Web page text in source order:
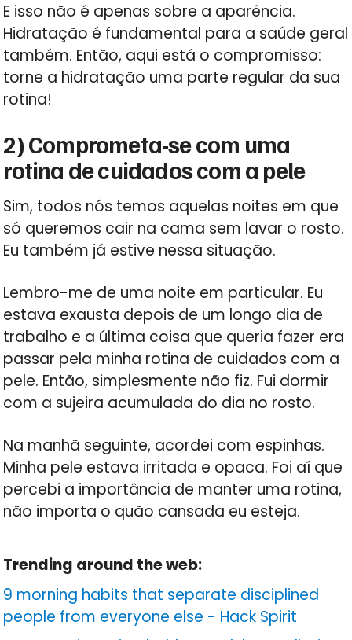
E isso não é apenas sobre a aparência.
Hidratação é fundamental para a saúde geral
também. Então, aqui está o compromisso:
torne a hidratação uma parte regular da sua
rotina!
2) Comprometa-se com uma
rotina de cuidados com a pele
Sim, todos nós temos aquelas noites em que
só queremos cair na cama sem lavar o rosto.
Eu também já estive nessa situação.
Lembro-me de uma noite em particular. Eu
estava exausta depois de um longo dia de
trabalho e a última coisa que queria fazer era
passar pela minha rotina de cuidados com a
pele. Então, simplesmente não fiz. Fui dormir
com a sujeira acumulada do dia no rosto.
Na manhã seguinte, acordei com espinhas.
Minha pele estava irritada e opaca. Foi aí que
percebi a importância de manter uma rotina,
não importa o quão cansada eu esteja.
Trending around the web:
9 morning habits that separate disciplined
people from everyone else - Hack Spirit